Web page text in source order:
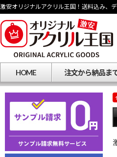
激安オリジナルアクリル王国！送料込み、
HOME 注文から納品ま